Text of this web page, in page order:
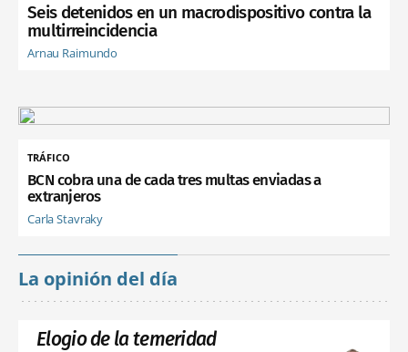
Seis detenidos en un macrodispositivo contra la
multirreincidencia
Arnau Raimundo
TRÁFICO
BCN cobra una de cada tres multas enviadas a
extranjeros
Carla Stavraky
La opinión del día
Elogio de la temeridad